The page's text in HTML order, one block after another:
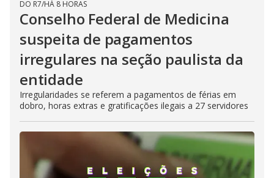
DO R7/HÁ 8 HORAS
Conselho Federal de Medicina
suspeita de pagamentos
irregulares na seção paulista da
entidade
Irregularidades se referem a pagamentos de férias em
dobro, horas extras e gratificações ilegais a 27 servidores